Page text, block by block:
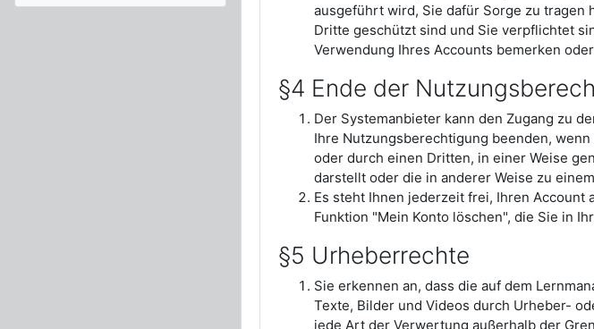
ausgeführt wird, Sie dafür Sorge zu tragen
Dritte geschützt sind und Sie verpflichtet
Verwendung Ihres Accounts bemerken
§4 Ende der
Der Systemanbieter kann den Zugang zu
Ihre Nutzungsberechtigung beenden,
oder durch einen Dritten, in einer Weise
darstellt oder die in anderer Weise zu
Es steht Ihnen jederzeit frei, Ihren Account
Funktion "Mein Konto löschen", die Sie in
§5 Urheberrechte
Sie erkennen an, dass die auf dem
Texte, Bilder und Videos durch Urheber-
jede Art der Verwertung außerhalb der